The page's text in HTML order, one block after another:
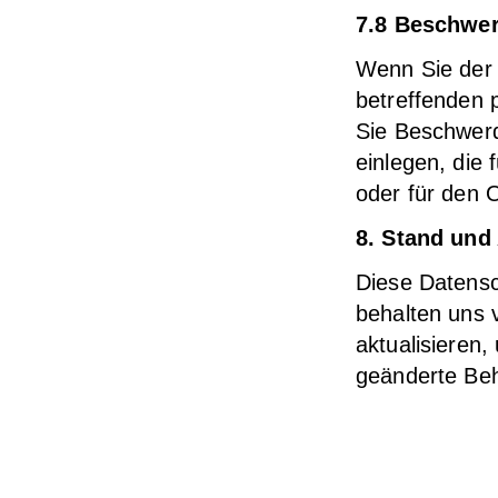
7.8
Wenn Sie
betreffenden
Sie
einlegen, die
oder für den
8. Stand
Diese
behalten uns
aktualisieren,
geänderte